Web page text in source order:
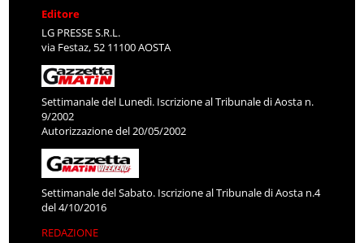
Editore
LG PRESSE S.R.L.
via Festaz, 52 11100 AOSTA
Settimanale del Lunedì. Iscrizione al Tribunale di Aosta n.
9/2002
Autorizzazione del 20/05/2002
Settimanale del Sabato. Iscrizione al Tribunale di Aosta n.4
del 4/10/2016
REDAZIONE